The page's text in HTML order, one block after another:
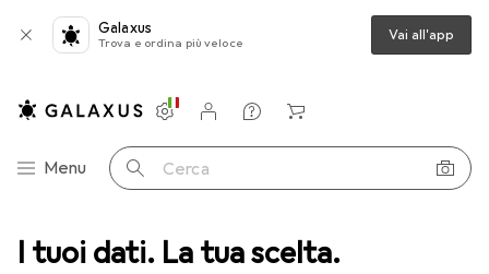
I tuoi dati. La tua scelta.
Galaxus
Trova e ordina più veloce Vai all'app
Categoria Navigazione
Menu Cerca
Impostazioni
Conto cliente
Liste di confronto
Liste dei desideri
Carrello
Kenwood